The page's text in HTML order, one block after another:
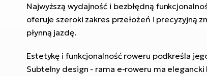
Najwyższą wydajność i bezbłędną
oferuje szeroki zakres przełożeń i precyzyjną
płynną jazdę.
Estetykę i funkcjonalność roweru podkreśla
Subtelny design - rama e-roweru ma